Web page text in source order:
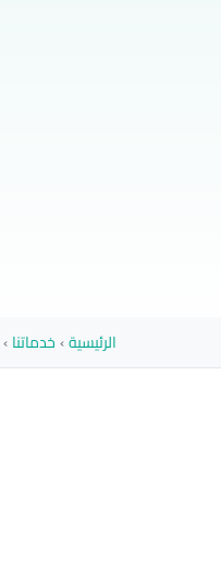
الرئيسية›خدماتنا›